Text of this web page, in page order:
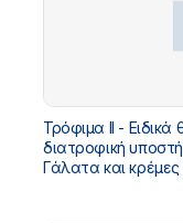
Τρόφιμα ΙΙ - Ειδικά θρεπτικά υλικά για τη διεντερική
διατροφική
Γάλατα και κρέμες